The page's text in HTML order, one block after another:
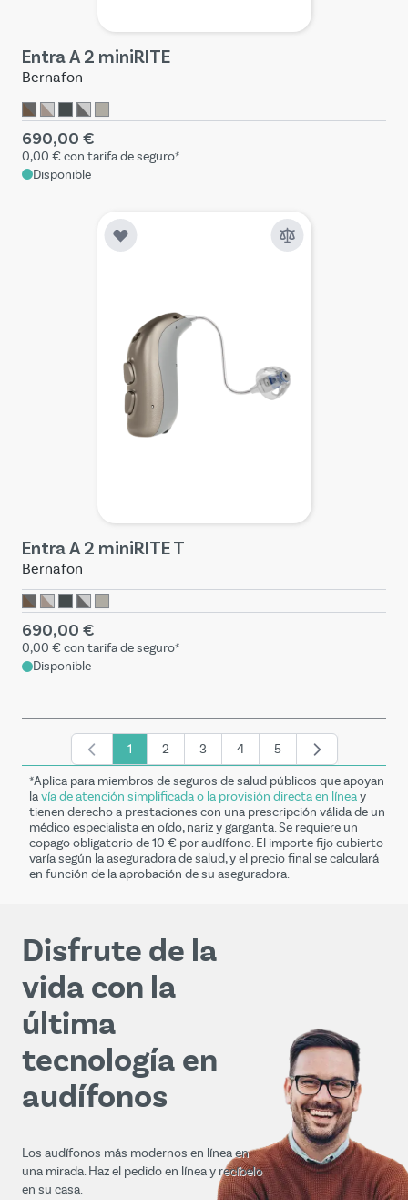
Entra A 2 miniRITE
Bernafon
690,00 €
0,00 €con tarifa de seguro*
Disponible
Entra A 2 miniRITE T
Bernafon
690,00 €
0,00 €con tarifa de seguro*
Disponible
Actualmente estás leyendo página
1 Página
2 Página
3 Página
4 Página
5
*Aplica para miembros de seguros de salud públicos que apoyan
lavía de atención simplificada o la provisión directa en líneay
tienen derecho a prestaciones con una prescripción válida de un
médico especialista en oído, nariz y garganta. Se requiere un
copago obligatorio de 10 € por audífono. El importe fijo cubierto
varía según la aseguradora de salud, y el precio final se calculará
en función de la aprobación de su aseguradora.
Disfrute de la
vida con la
última
tecnología en
audífonos
Los audífonos más modernos en línea en
una mirada. Haz el pedido en línea y recíbelo
en su casa.